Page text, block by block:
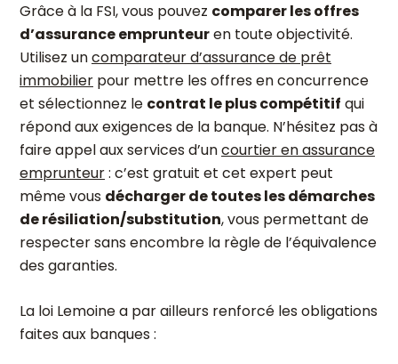
Grâce à la FSI, vous pouvez comparer les offres
d’assurance emprunteuren toute objectivité.
Utilisez uncomparateur d’assurance de prêt
immobilier pour mettre les offres en concurrence
et sélectionnez le contrat le plus compétitif qui
répond aux exigences de la banque. N’hésitez pas à
faire appel aux services d’uncourtier en assurance
emprunteur: c’est gratuit et cet expert peut
même vous décharger de toutes les démarches
de résiliation/substitution, vous permettant de
respecter sans encombre la règle de l’équivalence
des garanties.
La loi Lemoine a par ailleurs renforcé les obligations
faites aux banques :